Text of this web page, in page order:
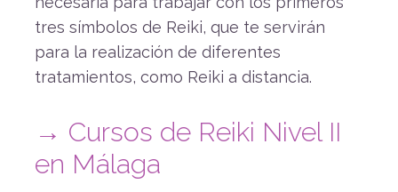
tres símbolos de Reiki, que te servirán
para la realización de diferentes
tratamientos, como Reiki a distancia.
→ Cursos de Reiki Nivel II
en Málaga